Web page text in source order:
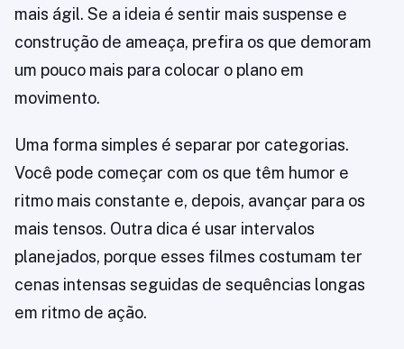
mais ágil. Se a ideia é sentir mais suspense e
construção de ameaça, prefira os que demoram
um pouco mais para colocar o plano em
movimento.
Uma forma simples é separar por categorias.
Você pode começar com os que têm humor e
ritmo mais constante e, depois, avançar para os
mais tensos. Outra dica é usar intervalos
planejados, porque esses filmes costumam ter
cenas intensas seguidas de sequências longas
em ritmo de ação.